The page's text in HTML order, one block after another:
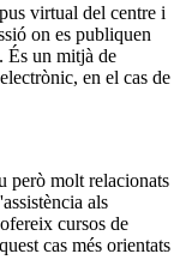
virtual del centre i
on es publiquen
És un mitjà de
en el cas de
però molt relacionats
als
cursos de
cas més orientats